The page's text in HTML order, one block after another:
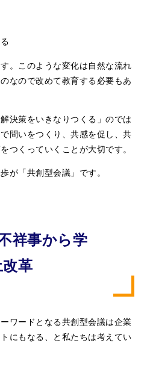
。このような変化は自然な流れ
なので改めて教育する必要もあ
決策をいきなりつくる」のでは
問いをつくり、共感を促し、共
つくっていくことが大切です。
が「共創型会議」です。
祥事から学
革
ワードとなる共創型会議は企業
にもなる、と私たちは考えてい